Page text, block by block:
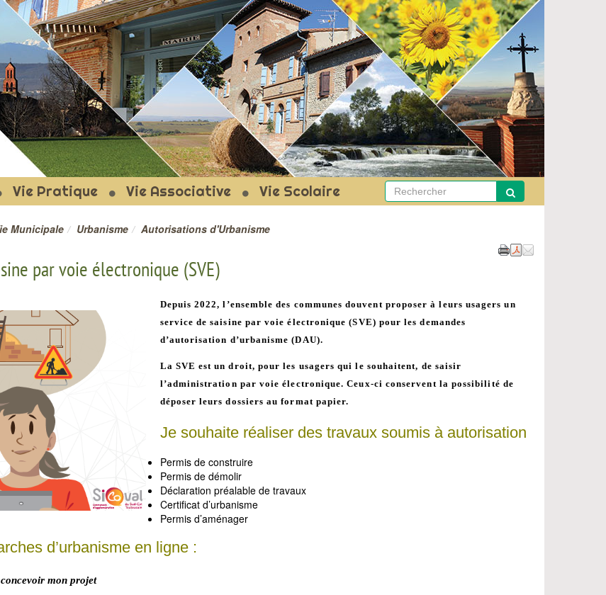
FORT
Vie Pratique Vie Associative Vie Scolaire
Municipale Urbanisme Autorisations d'Urbanisme
par voie électronique (SVE)
Depuis 2022, l’ensemble des communes douvent proposer à leurs usagers un
service de saisine par voie électronique (SVE) pour les demandes
d’autorisation d’urbanisme (DAU).
La SVE estun droit, pour les usagers qui le souhaitent, de saisir
l’administration par voie électronique. Ceux-ci conservent la possibilité de
déposer leurs dossiers au format papier.
Je souhaite réaliser des travaux soumis à autorisation
Permis de construire
Permis de démolir
Déclaration préalable de travaux
Certificat d’urbanisme
Permis d’aménager
d’urbanisme en ligne :
mon projet